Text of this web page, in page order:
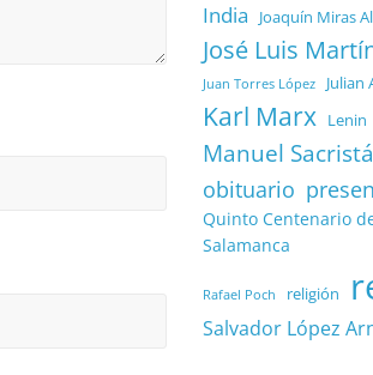
India Joaquín Miras
José Luis
Juan Torres López Julian
Karl Marx Lenin
Manuel
obituario
Quinto Centenario
Salamanca
Rafael Poch religión
Salvador López